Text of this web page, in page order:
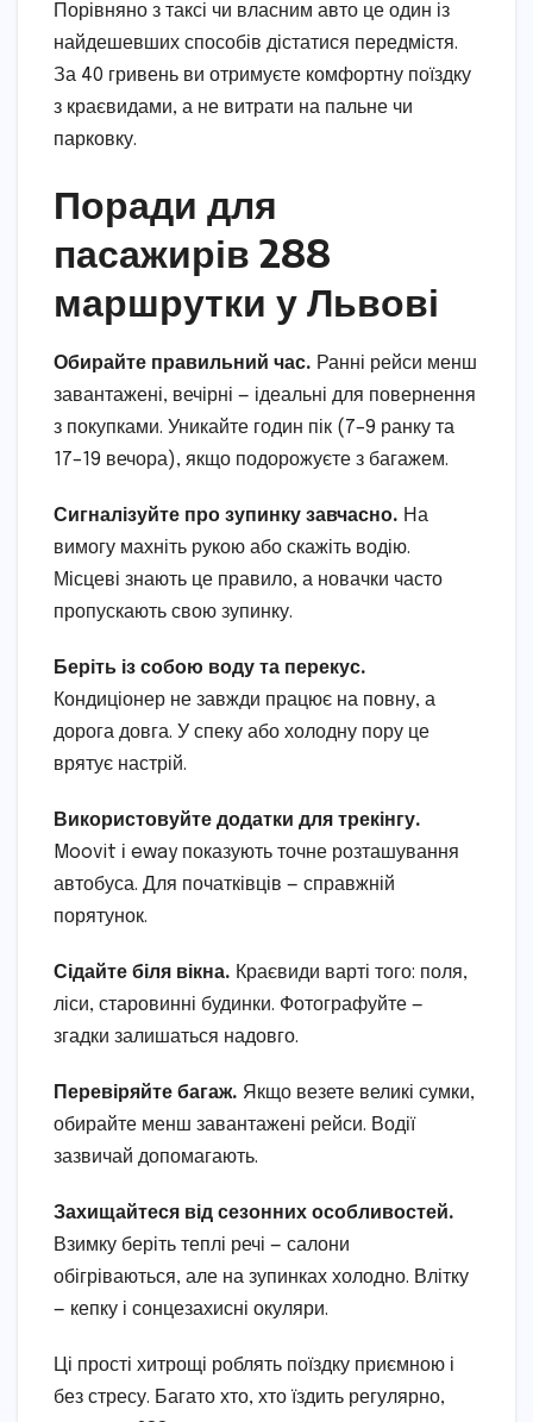
Порівняно з таксі чи власним авто це один із
найдешевших способів дістатися передмістя.
За 40 гривень ви отримуєте комфортну поїздку
з краєвидами, а не витрати на пальне чи
парковку.
Поради для
пасажирів 288
маршрутки у Львові
Обирайте правильний час. Ранні рейси менш
завантажені, вечірні — ідеальні для повернення
з покупками. Уникайте годин пік (7–9 ранку та
17–19 вечора), якщо подорожуєте з багажем.
Сигналізуйте про зупинку завчасно. На
вимогу махніть рукою або скажіть водію.
Місцеві знають це правило, а новачки часто
пропускають свою зупинку.
Беріть із собою воду та перекус.
Кондиціонер не завжди працює на повну, а
дорога довга. У спеку або холодну пору це
врятує настрій.
Використовуйте додатки для трекінгу.
Moovit і eway показують точне розташування
автобуса. Для початківців — справжній
порятунок.
Сідайте біля вікна. Краєвиди варті того: поля,
ліси, старовинні будинки. Фотографуйте —
згадки залишаться надовго.
Перевіряйте багаж. Якщо везете великі сумки,
обирайте менш завантажені рейси. Водії
зазвичай допомагають.
Захищайтеся від сезонних особливостей.
Взимку беріть теплі речі — салони
обігріваються, але на зупинках холодно. Влітку
— кепку і сонцезахисні окуляри.
Ці прості хитрощі роблять поїздку приємною і
без стресу. Багато хто, хто їздить регулярно,